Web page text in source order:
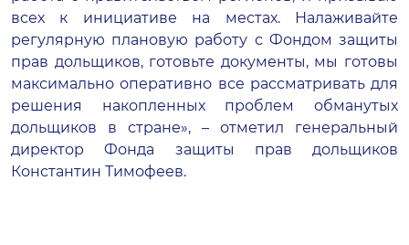
всех к инициативе на местах. Налаживайте
регулярную плановую работу с Фондом защиты
прав дольщиков, готовьте документы, мы готовы
максимально оперативно все рассматривать для
решения накопленных проблем обманутых
дольщиков в стране», – отметил генеральный
директор Фонда защиты прав дольщиков
Константин Тимофеев.